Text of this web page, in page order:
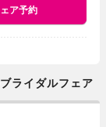
ア予約
ライダルフェア